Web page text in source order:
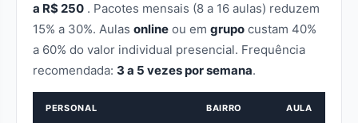
a R$ 250 . Pacotes mensais (8 a 16 aulas) reduzem
15% a 30%. Aulas online ou em grupo custam 40%
a 60% do valor individual presencial. Frequência
recomendada: 3 a 5 vezes por semana.
PERSONAL BAIRRO AULA